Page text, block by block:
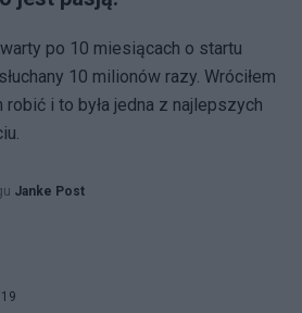
po 10 miesiącach o startu
10 milionów razy. Wróciłem
i to była jedna z najlepszych
Janke Post